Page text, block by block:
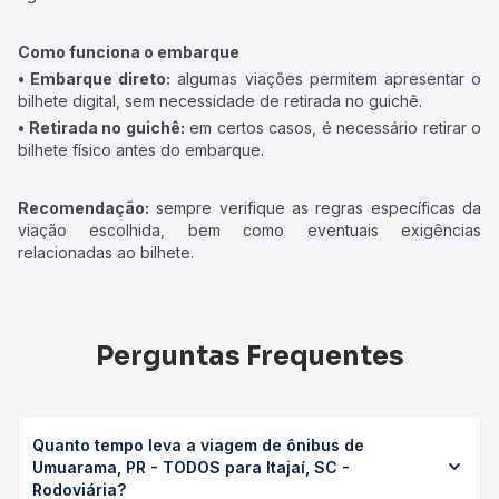
Como funciona o embarque
• Embarque direto: algumas viações permitem apresentar o
bilhete digital, sem necessidade de retirada no guichê.
• Retirada no guichê: em certos casos, é necessário retirar o
bilhete físico antes do embarque.
Recomendação: sempre verifique as regras específicas da
viação escolhida, bem como eventuais exigências
relacionadas ao bilhete.
Perguntas Frequentes
Quanto tempo leva a viagem de ônibus de
Umuarama, PR - TODOS para Itajaí, SC -
Rodoviária?